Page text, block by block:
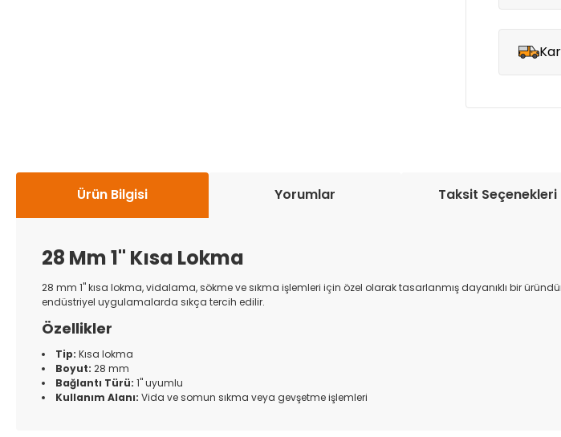
Ürün Bilgisi Yorumlar Taksit Seçenekleri
28 Mm 1'' Kısa Lokma
28 mm 1'' kısa lokma, vidalama, sökme ve sıkma işlemleri için özel olarak tasarlanmış dayanıklı bir
endüstriyel uygulamalarda sıkça tercih edilir.
Özellikler
Tip: Kısa lokma
Boyut: 28 mm
Bağlantı Türü: 1'' uyumlu
Kullanım Alanı: Vida ve somun sıkma veya gevşetme işlemleri